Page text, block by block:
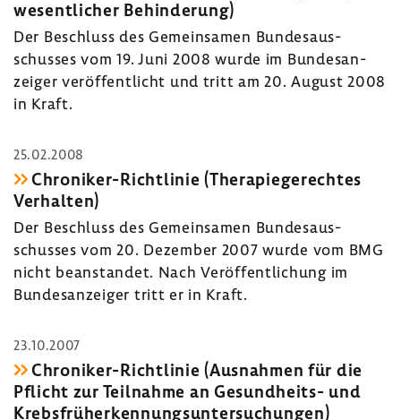
wesent­li­cher Behin­de­rung)
Der Beschluss des Gemein­samen Bundes­aus­
schusses vom 19. Juni 2008 wurde im Bundes­an­
zeiger veröf­fent­licht und tritt am 20. August 2008
in Kraft.
25.02.2008
Chroniker-​Richtlinie (Thera­pie­ge­rechtes
Verhalten)
Der Beschluss des Gemein­samen Bundes­aus­
schusses vom 20. Dezember 2007 wurde vom BMG
nicht bean­standet. Nach Veröf­fent­li­chung im
Bundes­an­zeiger tritt er in Kraft.
23.10.2007
Chroniker-​Richtlinie (Ausnahmen für die
Pflicht zur Teil­nahme an Gesundheits-​ und
Krebs­früh­erken­nungs­un­ter­su­chungen)